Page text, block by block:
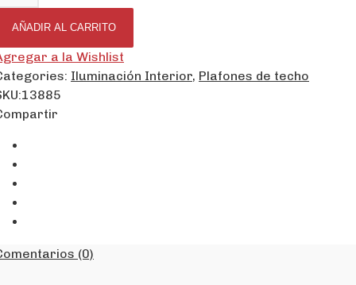
AÑADIR AL CARRITO
a la Wishlist
Iluminación Interior, Plafones de techo
13885
(0)